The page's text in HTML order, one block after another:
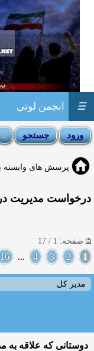
انجمن لوتی ☰
پرسش های وابسته
درخواست مدیریت
صفحه: 1 / 17
1
2
3
4
...
16
مدیر کل
دوستانی كه علاقه به